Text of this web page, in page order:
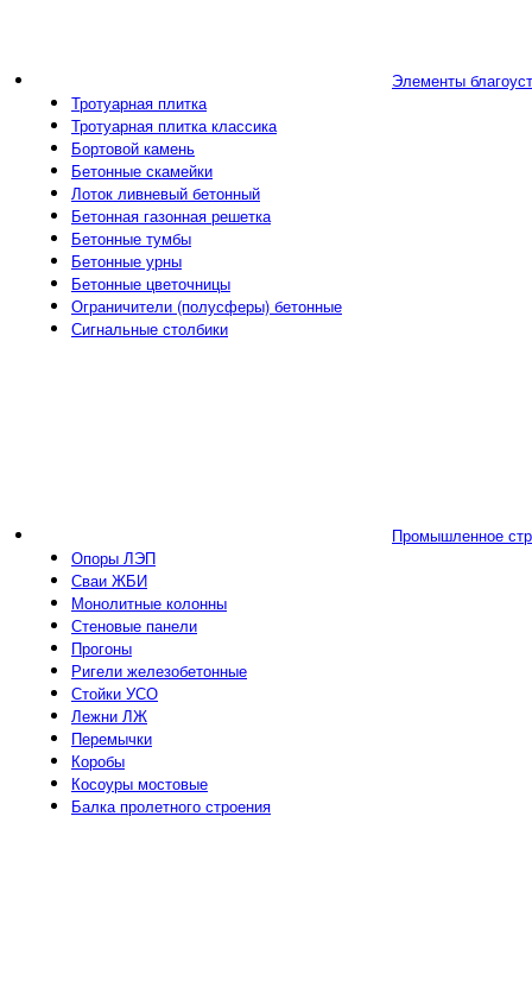
Элементы
Тротуарная плитка
Тротуарная плитка классика
Бортовой камень
Бетонные скамейки
Лоток ливневый бетонный
Бетонная газонная решетка
Бетонные тумбы
Бетонные урны
Бетонные цветочницы
Ограничители (полусферы) бетонные
Сигнальные столбики
Промышленное
Опоры ЛЭП
Сваи ЖБИ
Монолитные колонны
Стеновые панели
Прогоны
Ригели железобетонные
Стойки УСО
Лежни ЛЖ
Перемычки
Коробы
Косоуры мостовые
Балка пролетного строения